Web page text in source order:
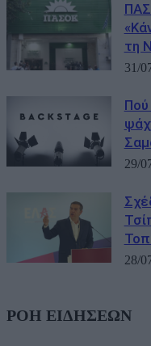
τη
31/
29/
28/
ΡΟΗ ΕΙΔΗΣΕΩΝ